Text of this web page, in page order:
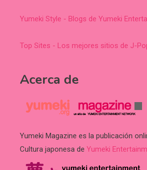
Yumeki Style - Blogs de Yumeki
Top Sites - Los mejores sitios de J-
Acerca de
Yumeki Magazine es la publicación
Cultura japonesa de Yumeki